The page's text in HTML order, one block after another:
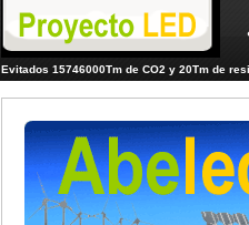
Evitados 15746000Tm de CO2 y 20Tm de